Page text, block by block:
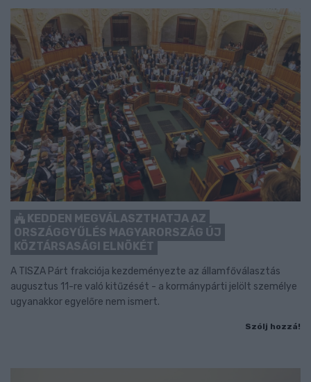
KEDDEN MEGVÁLASZTHATJA AZ
ORSZÁGGYŰLÉS MAGYARORSZÁG ÚJ
KÖZTÁRSASÁGI ELNÖKÉT
A TISZA Párt frakciója kezdeményezte az államfőválasztás
augusztus 11-re való kitűzését - a kormánypárti jelölt személye
ugyanakkor egyelőre nem ismert.
Szólj hozzá!